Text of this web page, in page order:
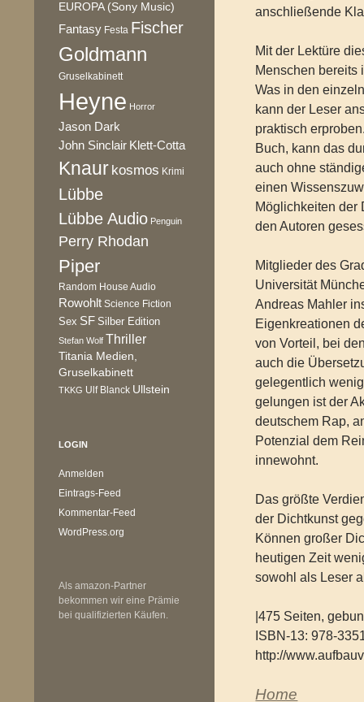
anschließende
Mit der Lektüre
Menschen bereits
Was in den
kann der Leser
praktisch
Buch, kann das
auch ohne
einen
Möglichkeiten der
den Autoren
Mitglieder des
Universität
Andreas Mahler
Eigenkreationen
von Vorteil, bei
auch die
gelegentlich
gelungen ist der
deutschem Rap,
Potenzial dem
innewohnt.
Das größte
der Dichtkunst
Können großer
heutigen Zeit
sowohl als Leser
|475 Seiten,
ISBN-13: 978-
http://
Home
EUROPA (Sony Music)
Fantasy Festa Fischer
Goldmann
Gruselkabinett
Heyne Horror
Jason Dark
John Sinclair Klett-Cotta
Knaur kosmos Krimi
Lübbe
Lübbe Audio Penguin
Perry Rhodan
Piper
Random House Audio
Rowohlt Science Fiction
Sex SF Silber Edition
Stefan Wolf Thriller
Titania Medien,
Gruselkabinett
TKKG Ulf Blanck Ullstein
LOGIN
Anmelden
Eintrags-Feed
Kommentar-Feed
WordPress.org
Als amazon-Partner
bekommen wir eine Prämie
bei qualifizierten Käufen.